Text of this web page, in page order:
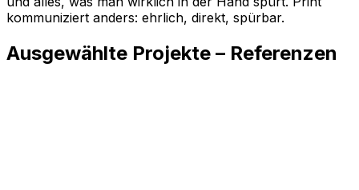
kommuniziert anders: ehrlich, direkt, spürbar.
Ausgewählte Projekte – Referenzen